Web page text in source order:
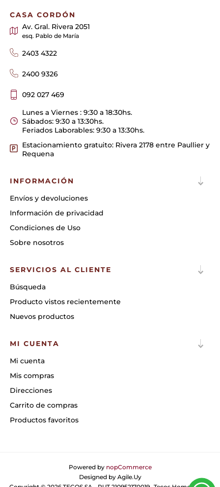
CASA CORDÓN
Av. Gral. Rivera 2051
esq. Pablo de María
2403 4322
2400 9326
092 027 469
Lunes a Viernes : 9:30 a 18:30hs.
Sábados: 9:30 a 13:30hs.
Feriados Laborables: 9:30 a 13:30hs.
Estacionamiento gratuito: Rivera 2178 entre Paullier y
Requena
INFORMACIÓN
Envíos y devoluciones
Información de privacidad
Condiciones de Uso
Sobre nosotros
SERVICIOS AL CLIENTE
Búsqueda
Producto vistos recientemente
Nuevos productos
MI CUENTA
Mi cuenta
Mis compras
Direcciones
Carrito de compras
Productos favoritos
Powered by nopCommerce
Designed by Agile.Uy